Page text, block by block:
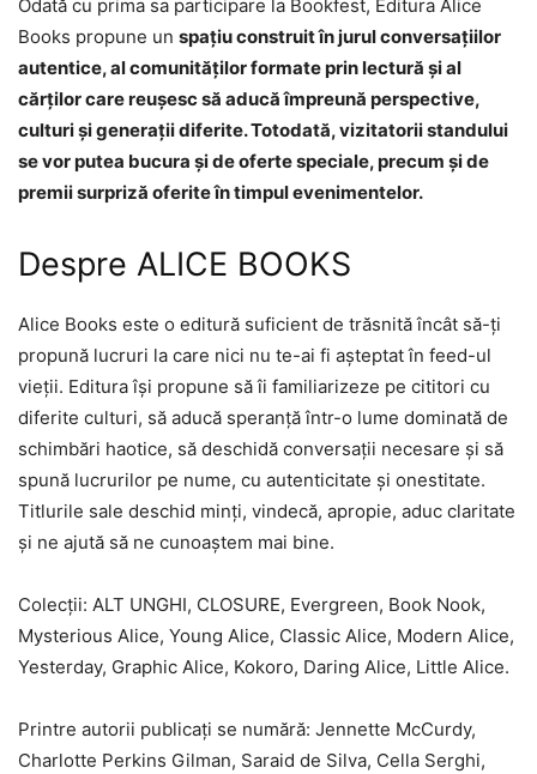
Odată cu prima sa participare la Bookfest, Editura Alice
Books propune un spațiu construit în jurul conversațiilor
autentice, al comunităților formate prin lectură și al
cărților care reușesc să aducă împreună perspective,
culturi și generații diferite. Totodată, vizitatorii standului
se vor putea bucura și de oferte speciale, precum și de
premii surpriză oferite în timpul evenimentelor.
Despre ALICE BOOKS
Alice Books este o editură suficient de trăsnită încât să-ți
propună lucruri la care nici nu te-ai fi așteptat în feed-ul
vieții. Editura își propune să îi familiarizeze pe cititori cu
diferite culturi, să aducă speranță într-o lume dominată de
schimbări haotice, să deschidă conversații necesare și să
spună lucrurilor pe nume, cu autenticitate și onestitate.
Titlurile sale deschid minți, vindecă, apropie, aduc claritate
și ne ajută să ne cunoaștem mai bine.
Colecții: ALT UNGHI, CLOSURE, Evergreen, Book Nook,
Mysterious Alice, Young Alice, Classic Alice, Modern Alice,
Yesterday, Graphic Alice, Kokoro, Daring Alice, Little Alice.
Printre autorii publicați se numără: Jennette McCurdy,
Charlotte Perkins Gilman, Saraid de Silva, Cella Serghi,